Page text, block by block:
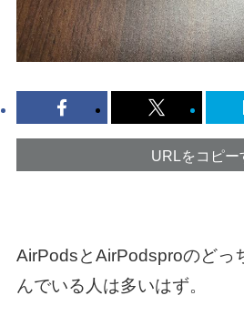
URLをコピー
AirPodsとAirPodsproのどっ
んでいる人は多いはず。